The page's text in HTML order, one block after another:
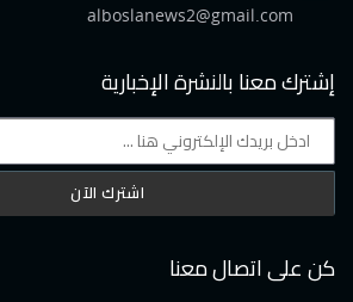
alboslanews2@gmail.com
إشترك معنا بالنشرة الإخبارية
اشترك الآن
كن على اتصال معنا